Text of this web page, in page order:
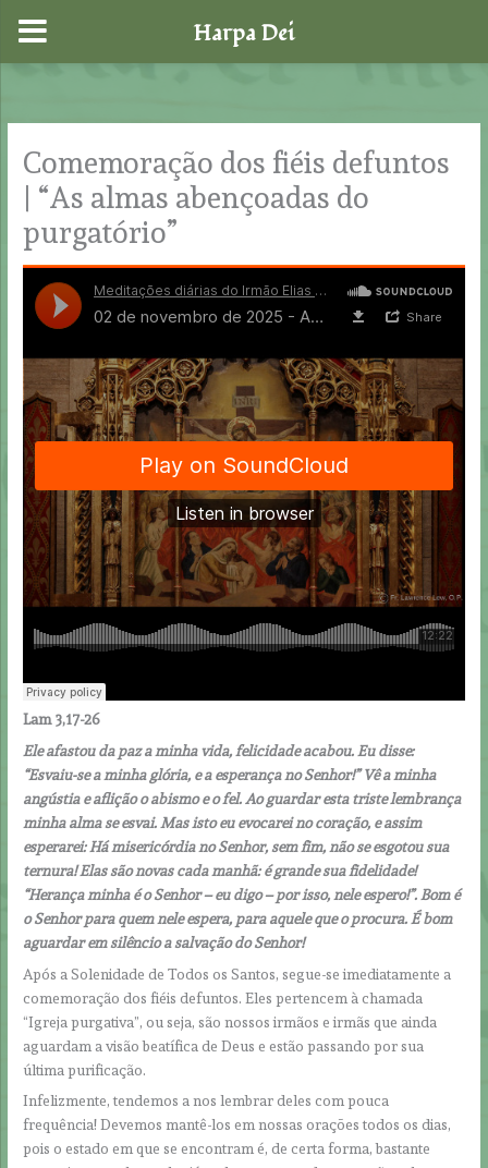
content
Comemoração dos fiéis defuntos
| “As almas abençoadas do
purgatório”
Lam 3,17-26
Ele afastou da paz a minha vida, felicidade acabou. Eu disse:
“Esvaiu-se a minha glória, e a esperança no Senhor!” Vê a minha
angústia e aflição o abismo e o fel. Ao guardar esta triste lembrança
minha alma se esvai. Mas isto eu evocarei no coração, e assim
esperarei: Há misericórdia no Senhor, sem fim, não se esgotou sua
ternura! Elas são novas cada manhã: é grande sua fidelidade!
“Herança minha é o Senhor – eu digo – por isso, nele espero!”. Bom é
o Senhor para quem nele espera, para aquele que o procura. É bom
aguardar em silêncio a salvação do Senhor!
Após a Solenidade de Todos os Santos, segue-se imediatamente a
comemoração dos fiéis defuntos. Eles pertencem à chamada
“Igreja purgativa”, ou seja, são nossos irmãos e irmãs que ainda
aguardam a visão beatífica de Deus e estão passando por sua
última purificação.
Infelizmente, tendemos a nos lembrar deles com pouca
frequência! Devemos mantê-los em nossas orações todos os dias,
pois o estado em que se encontram é, de certa forma, bastante
Harpa Dei